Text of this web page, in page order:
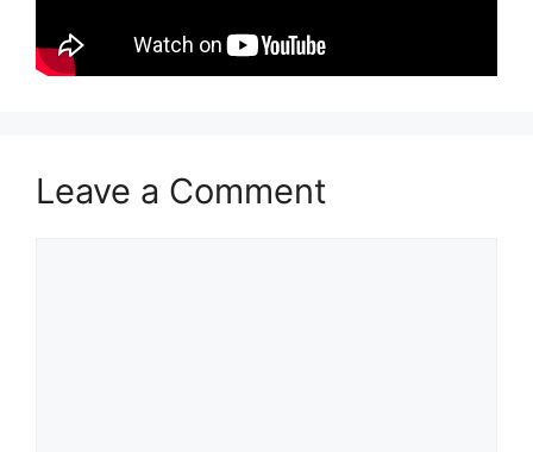
Leave a Comment